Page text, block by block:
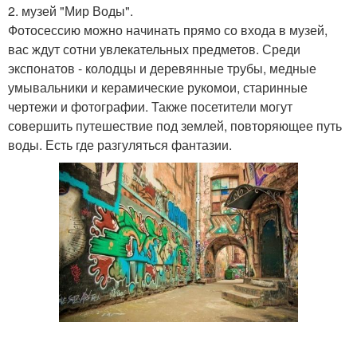
2. музей "Мир Воды".
Фотосессию можно начинать прямо со входа в музей,
вас ждут сотни увлекательных предметов. Среди
экспонатов - колодцы и деревянные трубы, медные
умывальники и керамические рукомои, старинные
чертежи и фотографии. Также посетители могут
совершить путешествие под землей, повторяющее путь
воды. Есть где разгуляться фантазии.